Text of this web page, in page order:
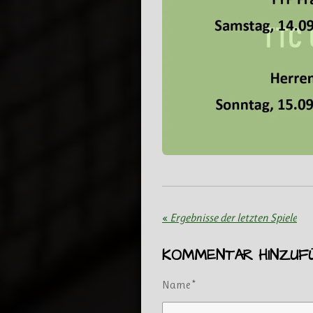
« Ergebnisse der letzten Spiele
KOMMENTAR
Name *